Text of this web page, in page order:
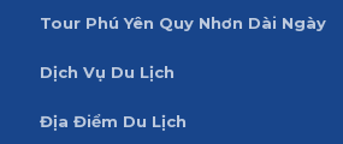
Tour Phú Yên Quy Nhơn Dài Ngày
Dịch Vụ Du Lịch
Địa Điểm Du Lịch